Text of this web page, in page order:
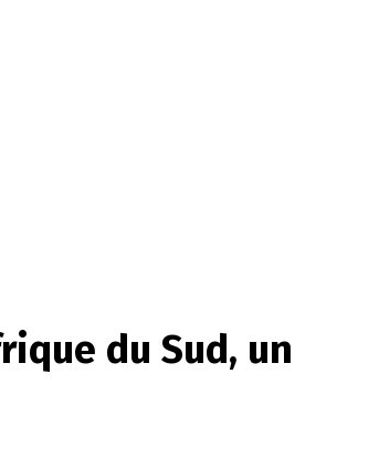
du Sud, un